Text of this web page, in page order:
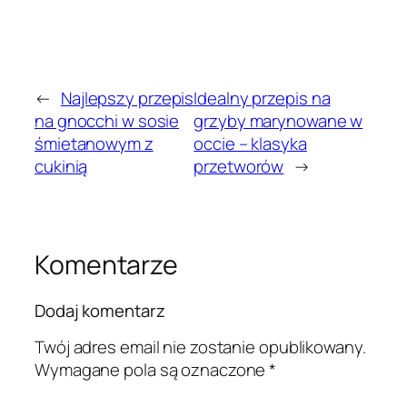
← Najlepszy przepis
na gnocchi w sosie
śmietanowym z
cukinią
Idealny przepis na
grzyby marynowane w
occie – klasyka
przetworów →
Komentarze
Dodaj komentarz
Twój adres email nie zostanie opublikowany.
Wymagane pola są oznaczone*